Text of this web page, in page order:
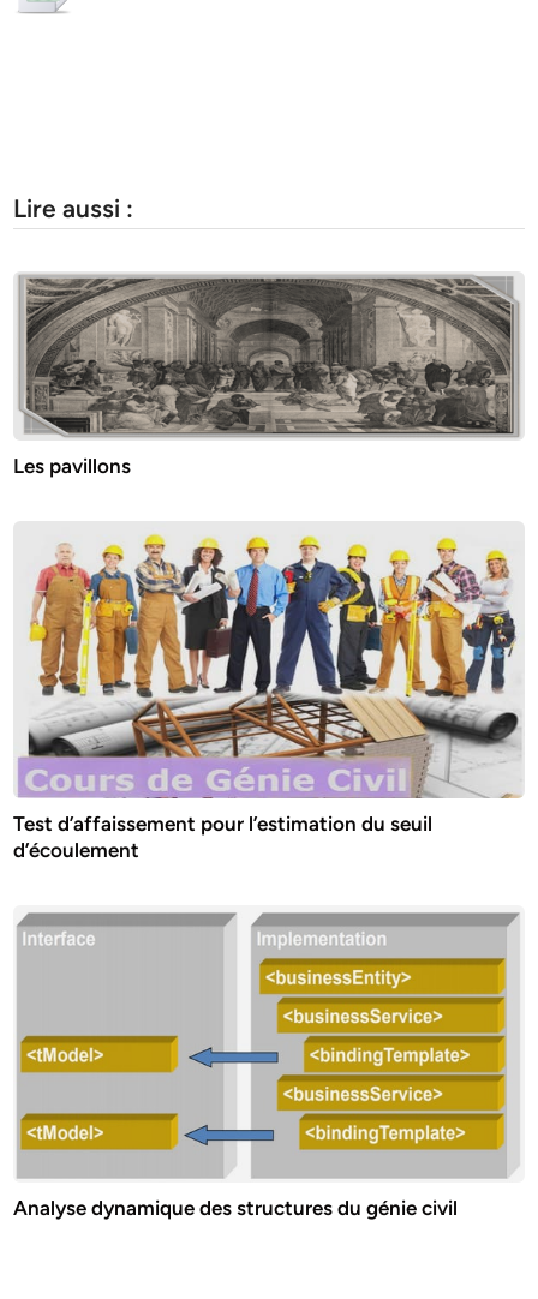
Lire aussi :
Les pavillons
Test d’affaissement pour l’estimation du seuil
d’écoulement
Analyse dynamique des structures du génie civil